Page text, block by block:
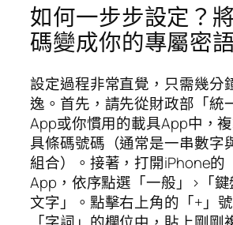
如何一步步設定？
碼變成你的專屬密
設定過程非常直覺，只需幾分
逸。首先，請先從財政部「統
App或你慣用的載具App中，
具條碼號碼（通常是一串數字
組合）。接著，打開iPhone的
App，依序點選「一般」>「
文字」。點擊右上角的「+」